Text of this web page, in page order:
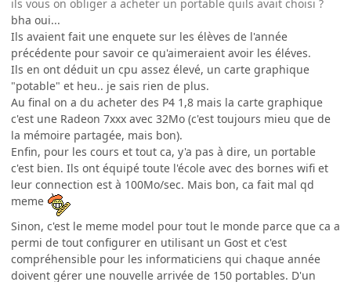
ils vous on obliger a acheter un portable quils avait choisi ?
bha oui...
Ils avaient fait une enquete sur les élèves de l'année
précédente pour savoir ce qu'aimeraient avoir les éléves.
Ils en ont déduit un cpu assez élevé, un carte graphique
"potable" et heu.. je sais rien de plus.
Au final on a du acheter des P4 1,8 mais la carte graphique
c'est une Radeon 7xxx avec 32Mo (c'est toujours mieu que de
la mémoire partagée, mais bon).
Enfin, pour les cours et tout ca, y'a pas à dire, un portable
c'est bien. Ils ont équipé toute l'école avec des bornes wifi et
leur connection est à 100Mo/sec. Mais bon, ca fait mal qd
meme
Sinon, c'est le meme model pour tout le monde parce que ca a
permi de tout configurer en utilisant un Gost et c'est
compréhensible pour les informaticiens qui chaque année
doivent gérer une nouvelle arrivée de 150 portables. D'un